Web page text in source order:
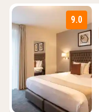
9.0